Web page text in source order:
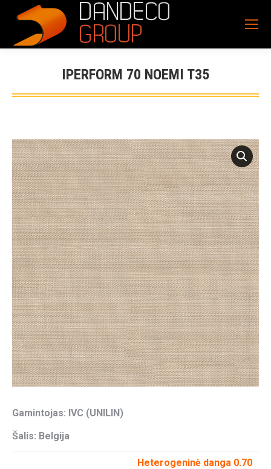
IPERFORM 70 NOEMI T35
Gamintojas: IVC (UNILIN)
Šalis: Belgija
Heterogeninė danga 0.70